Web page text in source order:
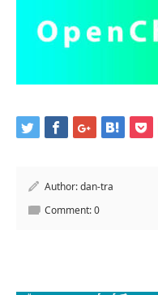
Author:dan-tra
Comment:0